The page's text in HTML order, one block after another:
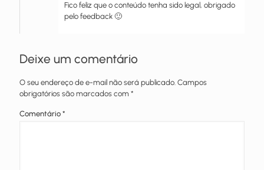
Fico feliz que o conteúdo tenha sido legal, obrigado
pelo feedback 🙂
Deixe um comentário
O seu endereço de e-mail não será publicado. Campos
obrigatórios são marcados com *
Comentário *